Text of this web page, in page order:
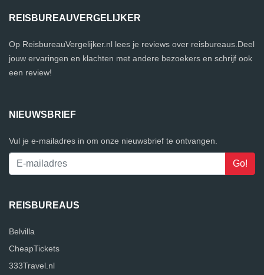
REISBUREAUVERGELIJKER
Op ReisbureauVergelijker.nl lees je reviews over reisbureaus.Deel
jouw ervaringen en klachten met andere bezoekers en schrijf ook
een review!
NIEUWSBRIEF
Vul je e-mailadres in om onze nieuwsbrief te ontvangen.
REISBUREAUS
Belvilla
CheapTickets
333Travel.nl